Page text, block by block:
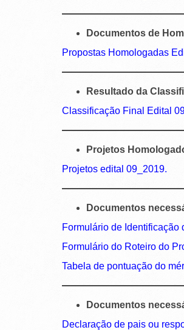
Documentos de
Propostas Homologadas
Resultado da
Classificação Final Edital
Projetos
Projetos edital 09_2019.
Documentos
Formulário de Identificação
Formulário do Roteiro do
Tabela de pontuação do
Documentos
Declaração de pais ou